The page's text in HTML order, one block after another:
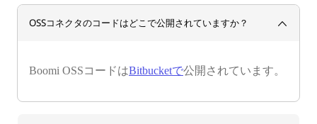
OSSコネクタのコードはどこで公開されていますか？
Boomi OSSコードはBitbucketで公開されています。